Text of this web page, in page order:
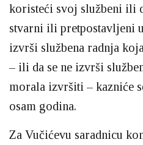
koristeći svoj službeni ili
stvarni ili pretpostavljeni
izvrši službena radnja
– ili da se ne izvrši
morala izvršiti – kazniće
osam godina.
Za Vučićevu saradnicu